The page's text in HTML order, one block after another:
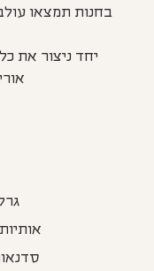
בחנות תמצאו
יחד ניצור את